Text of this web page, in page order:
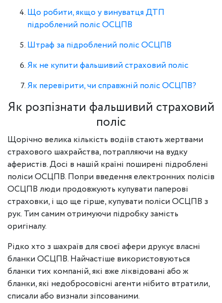
Що робити, якщо у винуватця ДТП
підроблений поліс ОСЦПВ
Штраф за підроблений поліс ОСЦПВ
Як не купити фальшивий страховий поліс
Як перевірити, чи справжній поліс ОСЦПВ?
Як розпізнати фальшивий страховий
поліс
Щорічно велика кількість водіїв стають жертвами
страхового шахрайства, потрапляючи на вудку
аферистів. Досі в нашій країні поширені підроблені
поліси ОСЦПВ. Попри введення електронних полісів
ОСЦПВ люди продовжують купувати паперові
страховки, і що ще гірше, купувати поліси ОСЦПВ з
рук. Тим самим отримуючи підробку замість
оригіналу.
Рідко хто з шахраїв для своєї афери друкує власні
бланки ОСЦПВ. Найчастіше використовуються
бланки тих компаній, які вже ліквідовані або ж
бланки, які недобросовісні агенти нібито втратили,
списали або визнали зіпсованими.